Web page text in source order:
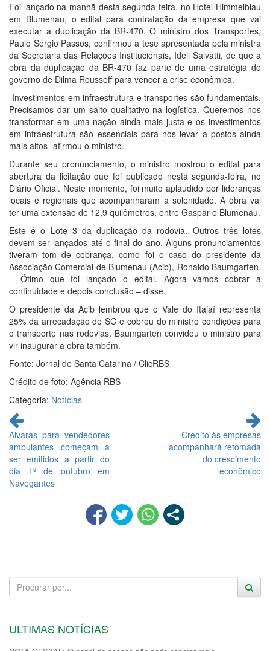
Foi lançado na manhã desta segunda-feira, no Hotel Himmelblau
em Blumenau, o edital para contratação da empresa que vai
executar a duplicação da BR-470. O ministro dos Transportes,
Paulo Sérgio Passos, confirmou a tese apresentada pela ministra
da Secretaria das Relações Institucionais, Ideli Salvatti, de que a
obra da duplicação da BR-470 faz parte de uma estratégia do
governo de Dilma Rousseff para vencer a crise econômica.
-Investimentos em infraestrutura e transportes são fundamentais.
Precisamos dar um salto qualitativo na logística. Queremos nos
transformar em uma nação ainda mais justa e os investimentos
em infraestrutura são essenciais para nos levar a postos ainda
mais altos- afirmou o ministro.
Durante seu pronunciamento, o ministro mostrou o edital para
abertura da licitação que foi publicado nesta segunda-feira, no
Diário Oficial. Neste momento, foi muito aplaudido por lideranças
locais e regionais que acompanharam a solenidade. A obra vai
ter uma extensão de 12,9 quilômetros, entre Gaspar e Blumenau.
Este é o Lote 3 da duplicação da rodovia. Outros três lotes
devem ser lançados até o final do ano. Alguns pronunciamentos
tiveram tom de cobrança, como foi o caso do presidente da
Associação Comercial de Blumenau (Acib), Ronaldo Baumgarten.
– Ótimo que foi lançado o edital. Agora vamos cobrar a
continuidade e depois conclusão – disse.
O presidente da Acib lembrou que o Vale do Itajaí representa
25% da arrecadação de SC e cobrou do ministro condições para
o transporte nas rodovias. Baumgarten convidou o ministro para
vir inaugurar a obra também.
Fonte: Jornal de Santa Catarina / ClicRBS
Crédito de foto: Agência RBS
Categoria: Notícias
Continue
lendo
Alvarás para vendedores
ambulantes começam a
ser emitidos a partir do
dia 1º de outubro em
Navegantes
Crédito às empresas
acompanhará retomada
do crescimento
econômico
ULTIMAS NOTÍCIAS